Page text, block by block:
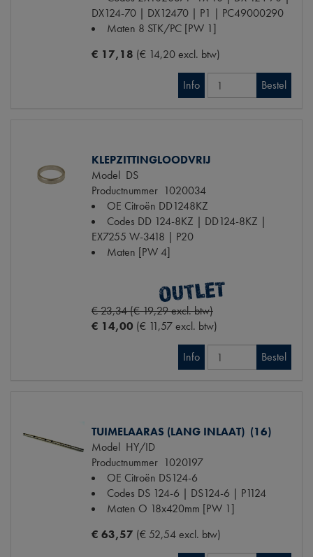
DX124-70 | DX12470 | P1 | PC49000290
Maten 8 STK/PC [PW 1]
€ 17,18 (€ 14,20 excl. btw)
Info Bestel
KLEPZITTINGLOODVRIJ
Model DS
Productnummer 1020034
OE Citroën DD1248KZ
Codes DD 124-8KZ | DD124-8KZ |
EX7255 W-3418 | P20
Maten [PW 4]
€ 23,34 (€ 19,29 excl. btw)
€ 14,00 (€ 11,57 excl. btw)
Info Bestel
TUIMELAARAS (LANG INLAAT) (16)
Model HY/ID
Productnummer 1020197
OE Citroën DS124-6
Codes DS 124-6 | DS124-6 | P1124
Maten O 18x420mm [PW 1]
€ 63,57 (€ 52,54 excl. btw)